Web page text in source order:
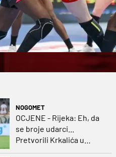
NOGOMET
OCJENE - Rijeka: Eh, da
se broje udarci...
Pretvorili Krkalića u